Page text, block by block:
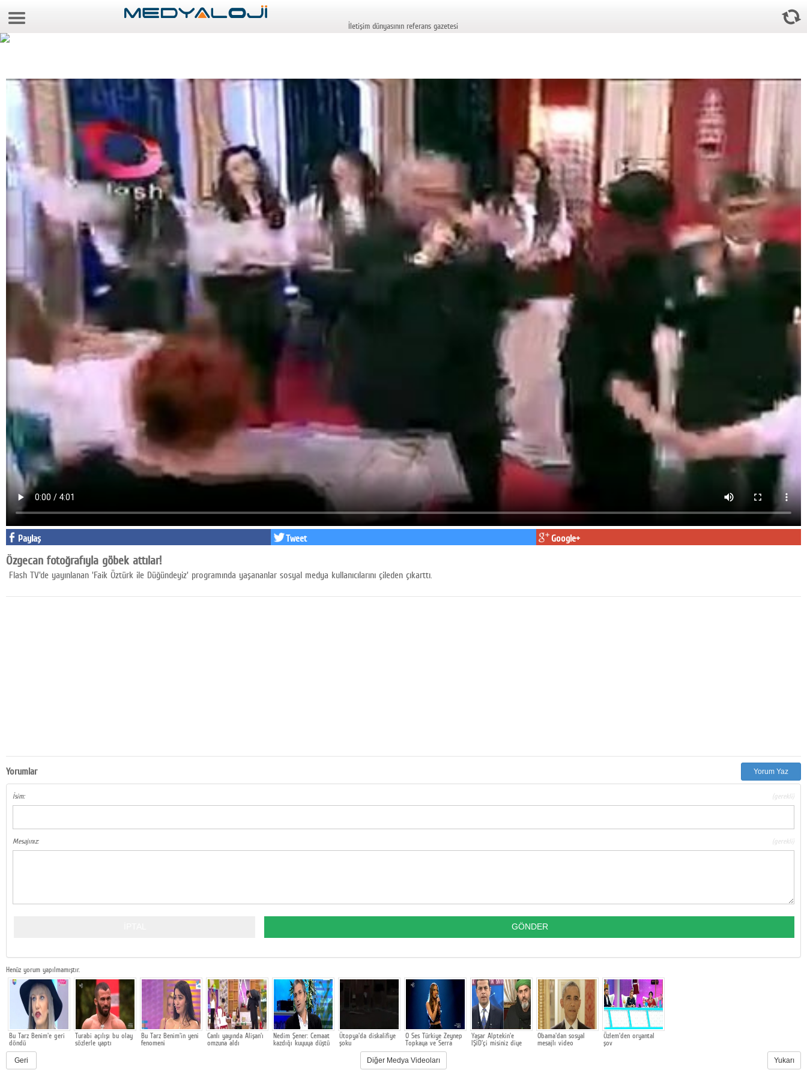
6 Ağustos 2026 20:26:31
Video Galeri
Gazeteler
Medya
Reyting-tiraj
Teknoloji
Televizyon
Dünya
Facebook
Diziler
Karikatür
Youtube
Yazarlar
Künye
SOSYAL MEDYA
Facebook
Twitter
© 2026 TÜM HAKLARI SAKLIDIR
İletişim dünyasının referans gazetesi
Paylaş Tweet Google+
Özgecan fotoğrafıyla göbek attılar!
Flash TV'de yayınlanan 'Faik Öztürk ile Düğündeyiz' programında yaşananlar sosyal medya kullanıcılarını çileden çıkarttı.
Yorumlar Yorum Yaz
İsim: (gerekli)
Mesajınız: (gerekli)
Henüz yorum yapılmamıştır.
Bu Tarz Benim'e geri
döndü
Turabi açılışı bu olay
sözlerle yaptı
Bu Tarz Benim'in yeni
fenomeni
Canlı yayında Alişan'ı
omzuna aldı
Nedim Şener: Cemaat
kazdığı kuyuya düştü
Ütopya'da diskalifiye
şoku
O Ses Türkiye Zeynep
Topkaya ve Serra
Çamcı Doğan'ın
Düellosu
Yaşar Alptekin'e
IŞİD'çi misiniz diye
Obama'dan sosyal
mesajlı video
Özlem'den oryantal
şov
Geri Diğer Medya Videoları Yukarı